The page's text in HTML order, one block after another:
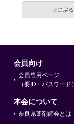
会員向け
会員専用ページ
（要ID・パスワード）
本会について
奈良県薬剤師会とは
上に戻る